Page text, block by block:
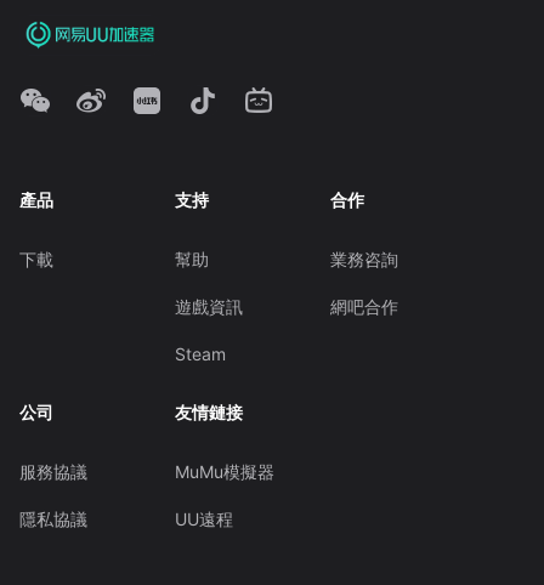
產品
下載
支持
幫助
遊戲資訊
Steam
合作
業務咨詢
網吧合作
公司
服務協議
隱私協議
友情鏈接
MuMu模擬器
UU遠程